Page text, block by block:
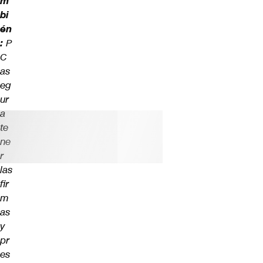
bi
én
: P
C
as
eg
ur
a
te
ne
r
las
fir
m
as
y
pr
es